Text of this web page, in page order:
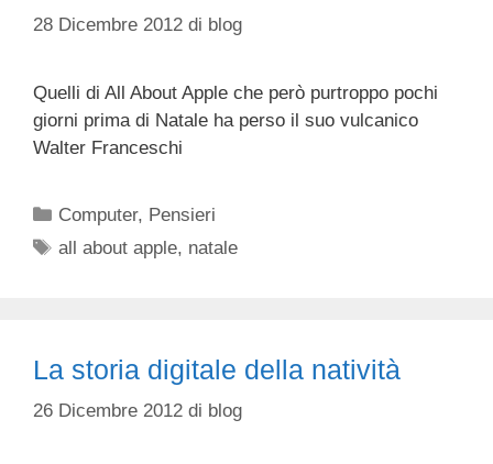
28 Dicembre 2012 di blog
Quelli di All About Apple che però purtroppo pochi
giorni prima di Natale ha perso il suo vulcanico
Walter Franceschi
Categorie
Computer, Pensieri
Tag
all about apple, natale
La storia digitale della natività
26 Dicembre 2012 di blog